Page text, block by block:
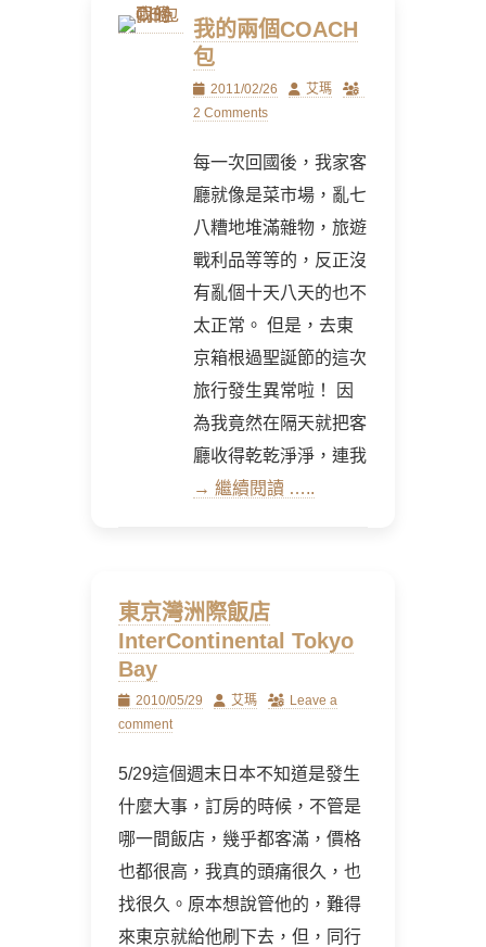
我的兩個COACH
包
Posted
on
2011/02/26 Author
艾瑪
2 Comments
每一次回國後，我家客
廳就像是菜市場，亂七
八糟地堆滿雜物，旅遊
戰利品等等的，反正沒
有亂個十天八天的也不
太正常。 但是，去東
京箱根過聖誕節的這次
旅行發生異常啦！ 因
為我竟然在隔天就把客
廳收得乾乾淨淨，連我
→ 繼續閱讀 …..
東京灣洲際飯店
InterContinental Tokyo
Bay
Posted
on
2010/05/29 Author
艾瑪
Leave a
comment
5/29這個週末日本不知道是發生
什麼大事，訂房的時候，不管是
哪一間飯店，幾乎都客滿，價格
也都很高，我真的頭痛很久，也
找很久。原本想說管他的，難得
來東京就給他刷下去，但，同行